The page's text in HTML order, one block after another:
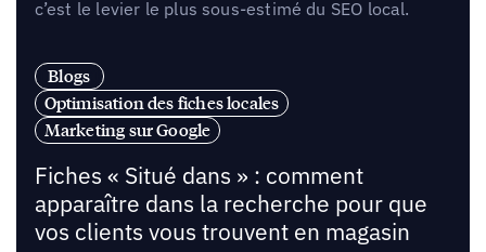
c’est le levier le plus sous-estimé du SEO local.
Blogs
Optimisation des fiches locales
Marketing sur Google
Fiches « Situé dans » : comment
apparaître dans la recherche pour que
vos clients vous trouvent en magasin